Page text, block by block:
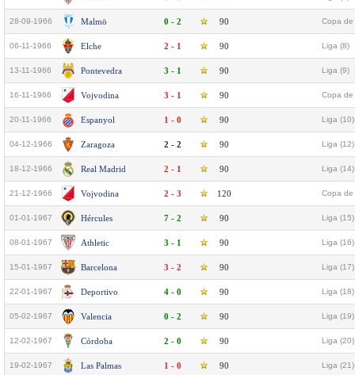
28-09-1966 Malmö 0 - 2 90 Copa de
06-11-1966 Elche 2 - 1 90 Liga (8)
13-11-1966 Pontevedra 3 - 1 90 Liga (9)
16-11-1966 Vojvodina 3 - 1 90 Copa de
20-11-1966 Espanyol 1 - 0 90 Liga (10)
04-12-1966 Zaragoza 2 - 2 90 Liga (12)
18-12-1966 Real Madrid 2 - 1 90 Liga (14)
21-12-1966 Vojvodina 2 - 3 120 Copa de
01-01-1967 Hércules 7 - 2 90 Liga (15)
08-01-1967 Athletic 3 - 1 90 Liga (16)
15-01-1967 Barcelona 3 - 2 90 Liga (17)
22-01-1967 Deportivo 4 - 0 90 Liga (18)
05-02-1967 Valencia 0 - 2 90 Liga (19)
12-02-1967 Córdoba 2 - 0 90 Liga (20)
19-02-1967 Las Palmas 1 - 0 90 Liga (21)